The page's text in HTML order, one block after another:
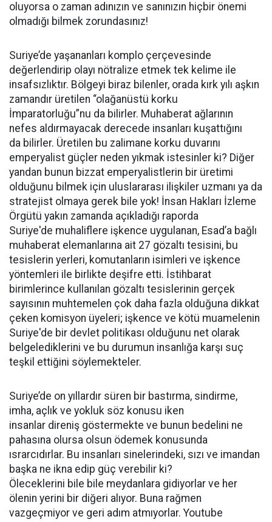
oluyorsa o zaman adınızın ve sanınızın hiçbir önemi
olmadığı bilmek zorundasınız!
Suriye’de yaşananları komplo çerçevesinde
değerlendirip olayı nötralize etmek tek kelime ile
insafsızlıktır. Bölgeyi biraz bilenler, orada kırk yılı aşkın
zamandır üretilen “olağanüstü korku
İmparatorluğu”nu da bilirler. Muhaberat ağlarının
nefes aldırmayacak derecede insanları kuşattığını
da bilirler. Üretilen bu zalimane korku duvarını
emperyalist güçler neden yıkmak istesinler ki? Diğer
yandan bunun bizzat emperyalistlerin bir üretimi
olduğunu bilmek için uluslararası ilişkiler uzmanı ya da
stratejist olmaya gerek bile yok! İnsan Hakları İzleme
Örgütü yakın zamanda açıkladığı raporda
Suriye'de muhaliflere işkence uygulanan, Esad’a bağlı
muhaberat elemanlarına ait 27 gözaltı tesisini, bu
tesislerin yerleri, komutanların isimleri ve işkence
yöntemleri ile birlikte deşifre etti. İstihbarat
birimlerince kullanılan gözaltı tesislerinin gerçek
sayısının muhtemelen çok daha fazla olduğuna dikkat
çeken komisyon üyeleri; işkence ve kötü muamelenin
Suriye'de bir devlet politikası olduğunu net olarak
belgelediklerini ve bu durumun insanlığa karşı suç
teşkil ettiğini söylemekteler.
Suriye’de on yıllardır süren bir bastırma, sindirme,
imha, açlık ve yokluk söz konusu iken
insanlar direniş göstermekte ve bunun bedelini ne
pahasına olursa olsun ödemek konusunda
ısrarcıdırlar. Bu insanları sinelerindeki, sızı ve imandan
başka ne ikna edip güç verebilir ki?
Öleceklerini bile bile meydanlara gidiyorlar ve her
ölenin yerini bir diğeri alıyor. Buna rağmen
vazgeçmiyor ve geri adım atmıyorlar. Youtube